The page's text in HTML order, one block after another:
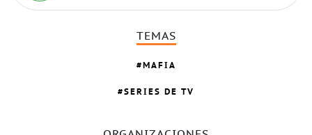
TEMAS
MAFIA
SERIES DE TV